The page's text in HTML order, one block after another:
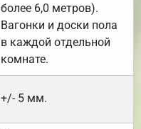
более 6,0 метров).
Вагонки и доски пола
в каждой отдельной
комнате.
+/- 5 мм.